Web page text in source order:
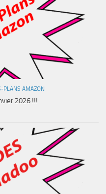
PLANS AMAZON
2026 !!!